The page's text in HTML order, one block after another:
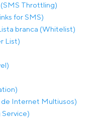
Throttling)
for SMS)
branca (Whitelist)
List)
Internet Multiusos)